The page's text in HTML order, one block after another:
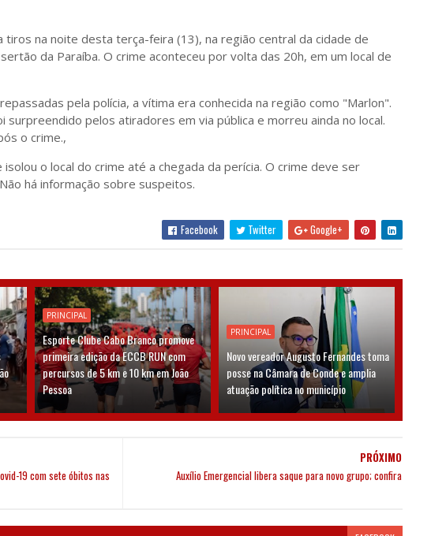
tiros na noite desta terça-feira (13), na região central da cidade de
da Paraíba. O crime aconteceu por volta das 20h, em um local de
pela polícia, a vítima era conhecida na região como "Marlon".
surpreendido pelos atiradores em via pública e morreu ainda no local.
o crime.,
isolou o local do crime até a chegada da perícia. O crime deve ser
há informação sobre suspeitos.
Facebook Twitter Google+
PRINCIPAL
Esporte Clube Cabo Branco promove
primeira edição da ECCB RUN com
percursos de 5 km e 10 km em João
Pessoa
PRINCIPAL
Novo vereador Augusto Fernandes toma
posse na Câmara de Conde e amplia
atuação política no município
PRÓXIMO
Auxílio Emergencial libera saque para novo grupo; confira
19 com sete óbitos nas